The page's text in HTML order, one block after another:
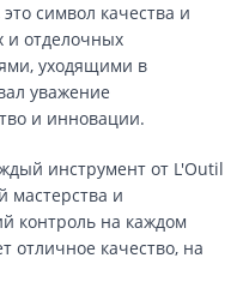
символ качества и
и отделочных
уходящими в
уважение
и инновации.
инструмент от L'Outil
мастерства и
контроль на каждом
отличное качество, на